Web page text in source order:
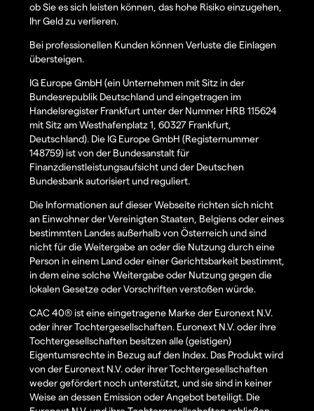
ob Sie es sich leisten können, das hohe Risiko einzugehen,
Ihr Geld zu verlieren.
Bei professionellen Kunden können Verluste die Einlagen
übersteigen.
IG Europe GmbH (ein Unternehmen mit Sitz in der
Bundesrepublik Deutschland und eingetragen im
Handelsregister Frankfurt unter der Nummer HRB 115624
mit Sitz am Westhafenplatz 1, 60327 Frankfurt,
Deutschland). Die IG Europe GmbH (Registernummer
148759) ist von der Bundesanstalt für
Finanzdienstleistungsaufsicht und der Deutschen
Bundesbank autorisiert und reguliert.
Die Informationen auf dieser Webseite richten sich nicht
an Einwohner der Vereinigten Staaten, Belgiens oder eines
bestimmten Landes außerhalb von Österreich und sind
nicht für die Weitergabe an oder die Nutzung durch eine
Person in einem Land oder einer Gerichtsbarkeit bestimmt,
in dem eine solche Weitergabe oder Nutzung gegen die
lokalen Gesetze oder Vorschriften verstoßen würde.
CAC 40® ist eine eingetragene Marke der Euronext N.V.
oder ihrer Tochtergesellschaften. Euronext N.V. oder ihre
Tochtergesellschaften besitzen alle (geistigen)
Eigentumsrechte in Bezug auf den Index. Das Produkt wird
von der Euronext N.V. oder ihrer Tochtergesellschaften
weder gefördert noch unterstützt, und sie sind in keiner
Weise an dessen Emission oder Angebot beteiligt. Die